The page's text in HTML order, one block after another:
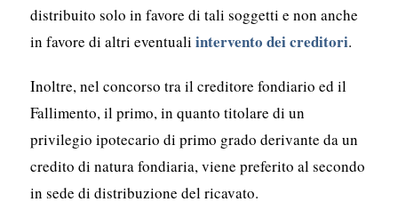
distribuito solo in favore di tali soggetti e non anche
in favore di altri eventuali intervento dei creditori.
Inoltre, nel concorso tra il creditore fondiario ed il
Fallimento, il primo, in quanto titolare di un
privilegio ipotecario di primo grado derivante da un
credito di natura fondiaria, viene preferito al secondo
in sede di distribuzione del ricavato.